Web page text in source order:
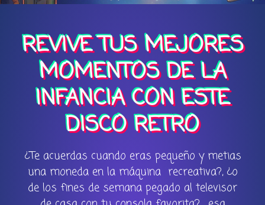
REVIVE TUS MEJORES
MOMENTOS DE LA
INFANCIA CON ESTE
DISCO RETRO
¿Te acuerdas cuando eras pequeño y metias
una moneda en la máquina recreativa?, ¿o
de los fines de semana pegado al televisor